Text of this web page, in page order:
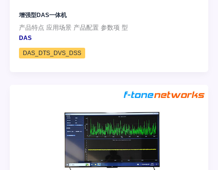
增强型DAS一体机
产品特点 应用场景 产品配置 参数项 型
DAS
DAS_DTS_DVS_DSS